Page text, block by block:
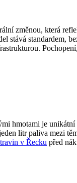
změnou, která
stává standardem,
hmotami je
litr paliva mezi
v Řecku před